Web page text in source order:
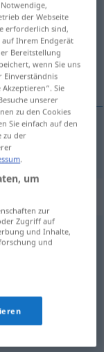
,verschwenden
(ugs.)
der Webseite
erforderlich sind,
Ihrem Endgerät
Bereitstellung
wenn Sie uns
Einverständnis
Sie
unserer
zu den Cookies
Sie einfach auf den
zu der
.
um
zur
Zugriff auf
und Inhalte,
und